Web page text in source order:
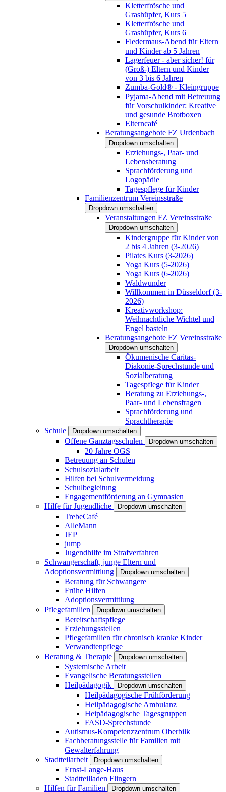
Kletterfrösche und
Grashüpfer, Kurs 5
Kletterfrösche und
Grashüpfer, Kurs 6
Fledermaus-Abend für Eltern
und Kinder ab 5 Jahren
Lagerfeuer - aber sicher! für
(Groß-) Eltern und Kinder
von 3 bis 6 Jahren
Zumba-Gold® - Kleingruppe
Pyjama-Abend mit Betreuung
für Vorschulkinder: Kreative
und gesunde Brotboxen
Elterncafé
Beratungsangebote FZ Urdenbach
Dropdown umschalten
Erziehungs-, Paar- und
Lebensberatung
Sprachförderung und
Logopädie
Tagespflege für Kinder
Familienzentrum Vereinsstraße
Dropdown umschalten
Veranstaltungen FZ Vereinsstraße
Dropdown umschalten
Kindergruppe für Kinder von
2 bis 4 Jahren (3-2026)
Pilates Kurs (3-2026)
Yoga Kurs (5-2026)
Yoga Kurs (6-2026)
Waldwunder
Willkommen in Düsseldorf (3-
2026)
Kreativworkshop:
Weihnachtliche Wichtel und
Engel basteln
Beratungsangebote FZ Vereinsstraße
Dropdown umschalten
Ökumenische Caritas-
Diakonie-Sprechstunde und
Sozialberatung
Tagespflege für Kinder
Beratung zu Erziehungs-,
Paar- und Lebensfragen
Sprachförderung und
Sprachtherapie
Schule
Dropdown umschalten
Offene Ganztagsschulen Dropdown umschalten
20 Jahre OGS
Betreuung an Schulen
Schulsozialarbeit
Hilfen bei Schulvermeidung
Schulbegleitung
Engagementförderung an Gymnasien
Hilfe für Jugendliche
Dropdown umschalten
TrebeCafé
AlleMann
JEP
jump
Jugendhilfe im Strafverfahren
Schwangerschaft, junge Eltern und
Adoptionsvermittlung
Dropdown umschalten
Beratung für Schwangere
Frühe Hilfen
Adoptionsvermittlung
Pflegefamilien
Dropdown umschalten
Bereitschaftspflege
Erziehungsstellen
Pflegefamilien für chronisch kranke Kinder
Verwandtenpflege
Beratung & Therapie
Dropdown umschalten
Systemische Arbeit
Evangelische Beratungsstellen
Heilpädagogik
Dropdown umschalten
Heilpädagogische Frühförderung
Heilpädagogische Ambulanz
Heipädagogische Tagesgruppen
FASD-Sprechstunde
Autismus-Kompetenzzentrum Oberbilk
Fachberatungsstelle für Familien mit
Gewalterfahrung
Stadtteilarbeit
Dropdown umschalten
Ernst-Lange-Haus
Stadtteilladen Flingern
Hilfen für Familien
Dropdown umschalten